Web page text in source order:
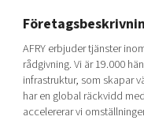
AFRY erbjuder tjänster
rådgivning. Vi är 19.000
infrastruktur, som skapar
har en global räckvidd
accelererar vi